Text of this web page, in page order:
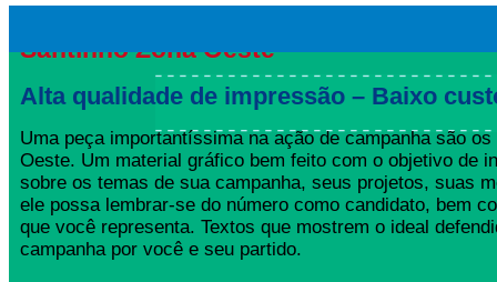
Santinho Zona Oeste
Alta qualidade de impressão – Baixo
Uma peça importantíssima na ação de campanha são os
Oeste. Um material gráfico bem feito com o objetivo de
sobre os temas de sua campanha, seus projetos, suas
ele possa lembrar-se do número como candidato, bem
que você representa. Textos que mostrem o ideal
campanha por você e seu partido.